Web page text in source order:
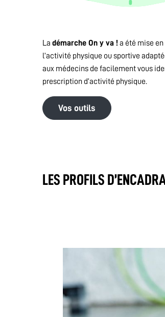
Ladémarche On y va ! a été mise
l’activité physique ou sportive
aux médecins de facilement vous
prescription d’activité physique.
Vos outils
LES PROFILS